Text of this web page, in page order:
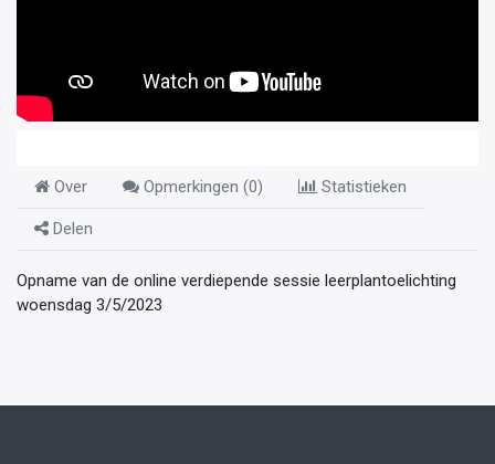
Over Opmerkingen (0) Statistieken
Delen
Opname van de online verdiepende sessie leerplantoelichting
woensdag 3/5/2023